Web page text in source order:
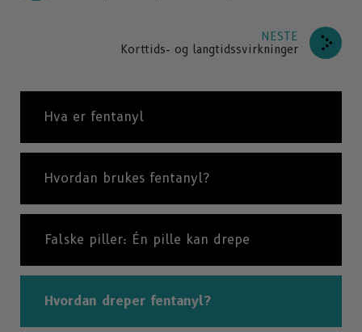
NESTE
Korttids- og langtidssvirkninger
Hva er fentanyl
Hvordan brukes fentanyl?
Falske piller: Én pille kan drepe
Hvordan dreper fentanyl?